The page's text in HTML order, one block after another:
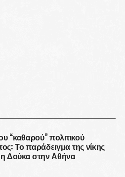
“καθαρού” πολιτικού
Το παράδειγμα της νίκης
Δούκα στην Αθήνα